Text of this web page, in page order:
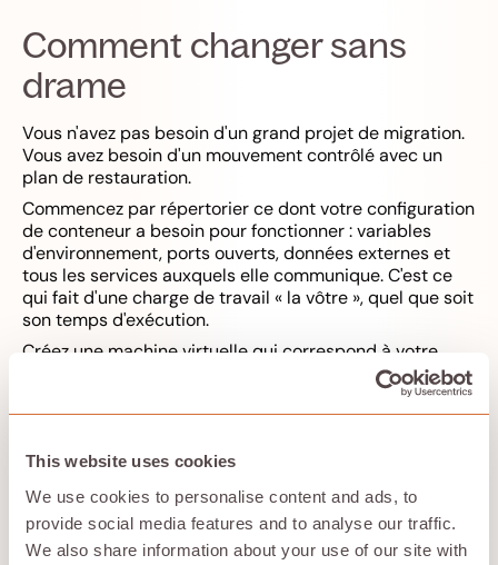
This website uses cookies
We use cookies to personalise content and ads, to
provide social media features and to analyse our traffic.
We also share information about your use of our site with
Comment changer sans
drame
Vous n'avez pas besoin d'un grand projet de migration.
Vous avez besoin d'un mouvement contrôlé avec un
plan de restauration.
Commencez par répertorier ce dont votre configuration
de conteneur a besoin pour fonctionner : variables
d'environnement, ports ouverts, données externes et
tous les services auxquels elle communique. C'est ce
qui fait d'une charge de travail « la vôtre », quel que soit
son temps d'exécution.
Créez une machine virtuelle qui correspond à votre
forme actuelle. Choisissez le même emplacement et à
peu près la même classe de matériel. Cela permet de
garantir une comparaison des performances honnête
de la migration. Si vous avez besoin d'un rappel sur la
rapide du calcul .
Décidez de la manière dont vous souhaitez exécuter la
charge de travail sur la machine virtuelle. Deux options